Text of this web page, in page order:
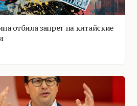
отбила запрет на китайские